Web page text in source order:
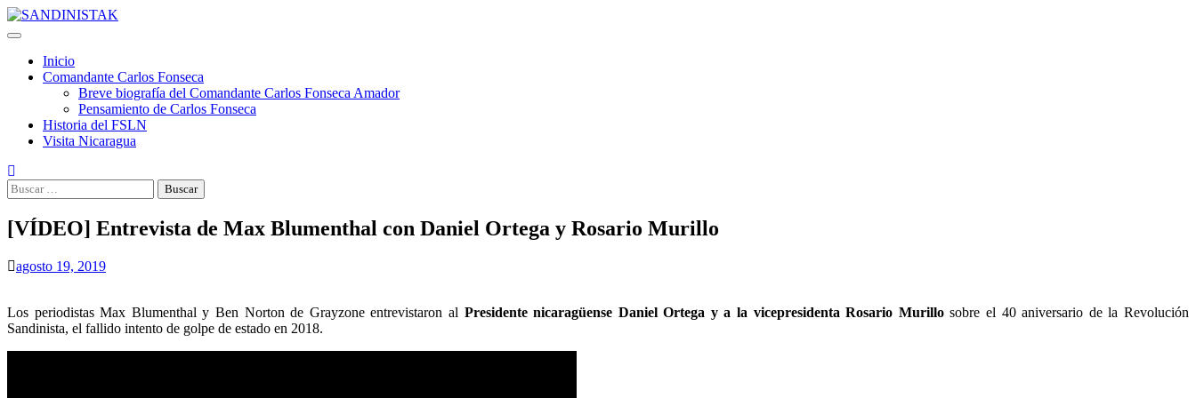
Saltar
al
Inicio
Comandante Carlos Fonseca
Breve biografía del Comandante Carlos Fonseca Amador
Pensamiento de Carlos Fonseca
Historia del FSLN
Visita Nicaragua
Buscar:
[VÍDEO] Entrevista de Max Blumenthal con Daniel Ortega y Rosario Murillo
agosto 19, 2019
Los periodistas Max Blumenthal y Ben Norton de Grayzone entrevistaron al Presidente nicaragüense Daniel Ortega y a la vicepresidenta Rosario Murillosobre el 40 aniversario de la Revolución
Sandinista, el fallido intento de golpe de estado en 2018.